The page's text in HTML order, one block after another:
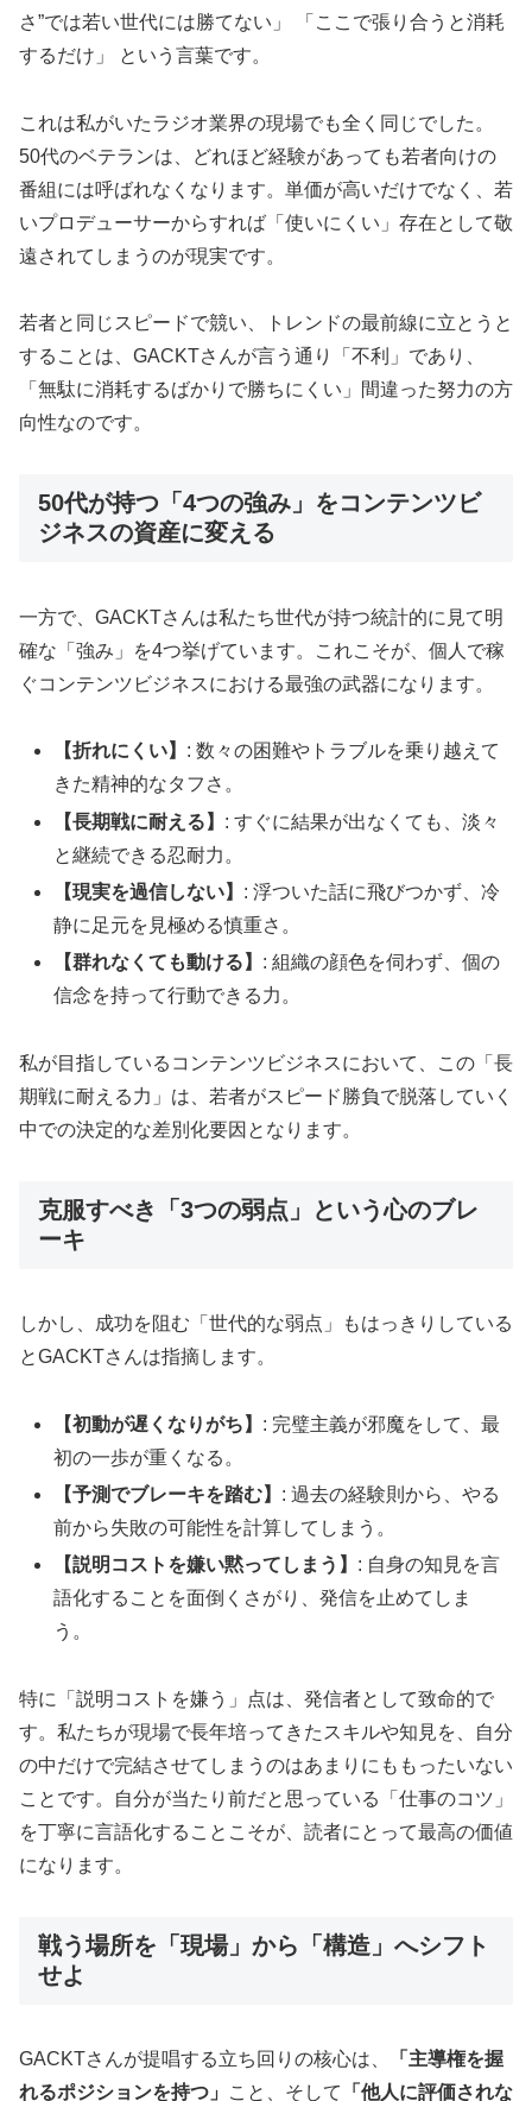
さ”では若い世代には勝てない」 「ここで張り合うと消耗
するだけ」 という言葉です。
これは私がいたラジオ業界の現場でも全く同じでした。
50代のベテランは、どれほど経験があっても若者向けの
番組には呼ばれなくなります。単価が高いだけでなく、若
いプロデューサーからすれば「使いにくい」存在として敬
遠されてしまうのが現実です。
若者と同じスピードで競い、トレンドの最前線に立とうと
することは、GACKTさんが言う通り「不利」であり、
「無駄に消耗するばかりで勝ちにくい」間違った努力の方
向性なのです。
50代が持つ「4つの強み」をコンテンツビ
ジネスの資産に変える
一方で、GACKTさんは私たち世代が持つ統計的に見て明
確な「強み」を4つ挙げています。これこそが、個人で稼
ぐコンテンツビジネスにおける最強の武器になります。
【折れにくい】 : 数々の困難やトラブルを乗り越えて
きた精神的なタフさ。
【長期戦に耐える】 : すぐに結果が出なくても、淡々
と継続できる忍耐力。
【現実を過信しない】 : 浮ついた話に飛びつかず、冷
静に足元を見極める慎重さ。
【群れなくても動ける】 : 組織の顔色を伺わず、個の
信念を持って行動できる力。
私が目指しているコンテンツビジネスにおいて、この「長
期戦に耐える力」は、若者がスピード勝負で脱落していく
中での決定的な差別化要因となります。
克服すべき「3つの弱点」という心のブレ
ーキ
しかし、成功を阻む「世代的な弱点」もはっきりしている
とGACKTさんは指摘します。
【初動が遅くなりがち】 : 完璧主義が邪魔をして、最
初の一歩が重くなる。
【予測でブレーキを踏む】 : 過去の経験則から、やる
前から失敗の可能性を計算してしまう。
【説明コストを嫌い黙ってしまう】 : 自身の知見を言
語化することを面倒くさがり、発信を止めてしま
う。
特に「説明コストを嫌う」点は、発信者として致命的で
す。私たちが現場で長年培ってきたスキルや知見を、自分
の中だけで完結させてしまうのはあまりにももったいない
ことです。自分が当たり前だと思っている「仕事のコツ」
を丁寧に言語化することこそが、読者にとって最高の価値
になります。
戦う場所を「現場」から「構造」へシフト
せよ
GACKTさんが提唱する立ち回りの核心は、
「主導権を握
れるポジションを持つ」
こと、そして 「他人に評価されな